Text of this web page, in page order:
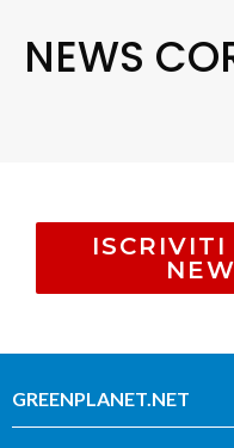
NEWS
GREENPLANET.NET